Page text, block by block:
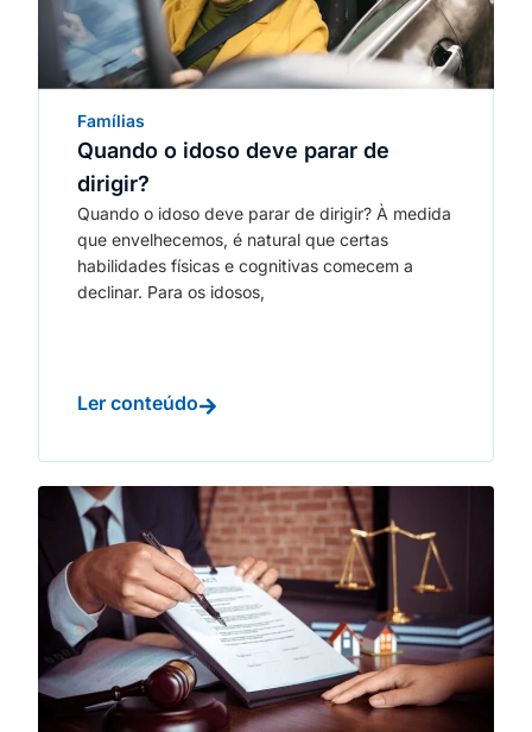
Famílias
Quando o idoso deve parar de
dirigir?
Quando o idoso deve parar de dirigir? À medida
que envelhecemos, é natural que certas
habilidades físicas e cognitivas comecem a
declinar. Para os idosos,
Ler conteúdo